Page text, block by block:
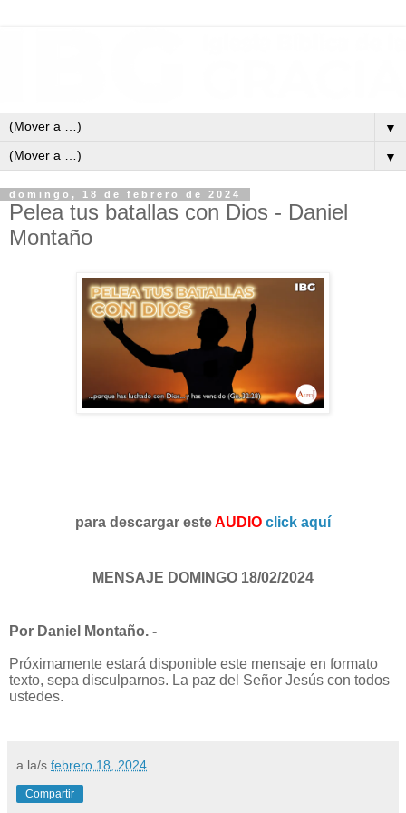
▼
▼
domingo, 18 de febrero de 2024
Pelea tus batallas con Dios - Daniel
Montaño
para descargar esteAUDIO click aquí
MENSAJE DOMINGO 18/02/2024
Por Daniel Montaño. -
Próximamente estará disponible este mensaje en formato
texto, sepa disculparnos. La paz del Señor Jesús con todos
ustedes.
a la/s febrero 18, 2024
Compartir